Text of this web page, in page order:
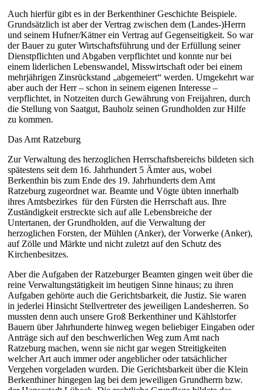
Auch hierfür gibt es in der Berkenthiner Geschichte Beispiele.
Grundsätzlich ist aber der Vertrag zwischen dem (Landes-)Herrn
und seinem Hufner/Kätner ein Vertrag auf Gegenseitigkeit. So war
der Bauer zu guter Wirtschaftsführung und der Erfüllung seiner
Dienstpflichten und Abgaben verpflichtet und konnte nur bei
einem liderlichen Lebenswandel, Misswirtschaft oder bei einem
mehrjährigen Zinsrückstand „abgemeiert“ werden. Umgekehrt war
aber auch der Herr – schon in seinem eigenen Interesse –
verpflichtet, in Notzeiten durch Gewährung von Freijahren, durch
die Stellung von Saatgut, Bauholz seinen Grundholden zur Hilfe
zu kommen.
Das Amt Ratzeburg
Zur Verwaltung des herzoglichen Herrschaftsbereichs bildeten sich
spätestens seit dem 16. Jahrhundert 5 Ämter aus, wobei
Berkenthin bis zum Ende des 19. Jahrhunderts dem Amt
Ratzeburg zugeordnet war. Beamte und Vögte übten innerhalb
ihres Amtsbezirkes für den Fürsten die Herrschaft aus. Ihre
Zuständigkeit erstreckte sich auf alle Lebensbreiche der
Untertanen, der Grundholden, auf die Verwaltung der
herzoglichen Forsten, der Mühlen (Anker), der Vorwerke (Anker),
auf Zölle und Märkte und nicht zuletzt auf den Schutz des
Kirchenbesitzes.
Aber die Aufgaben der Ratzeburger Beamten gingen weit über die
reine Verwaltungstätigkeit im heutigen Sinne hinaus; zu ihren
Aufgaben gehörte auch die Gerichtsbarkeit, die Justiz. Sie waren
in jederlei Hinsicht Stellvertreter des jeweiligen Landesherren. So
mussten denn auch unsere Groß Berkenthiner und Kählstorfer
Bauern über Jahrhunderte hinweg wegen beliebiger Eingaben oder
Anträge sich auf den beschwerlichen Weg zum Amt nach
Ratzeburg machen, wenn sie nicht gar wegen Streitigkeiten
welcher Art auch immer oder angeblicher oder tatsächlicher
Vergehen vorgeladen wurden. Die Gerichtsbarkeit über die Klein
Berkenthiner hingegen lag bei dem jeweiligen Grundherrn bzw.